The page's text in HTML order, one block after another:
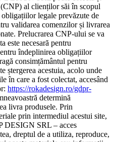
al clienților săi în scopul
legale prevăzute de
validarea comenzilor și livrarea
Prelucrarea CNP-ului se va
este necesară pentru
îndeplinirea obligațiilor
consimțământul pentru
ștergerea acestuia, acolo unde
în care a fost colectat, accesând
https://rokadesign.ro/gdpr-
determină
livra produsele. Prin
prin intermediul acestui site,
DESIGN SRL – acces
dreptul de a utiliza, reproduce,